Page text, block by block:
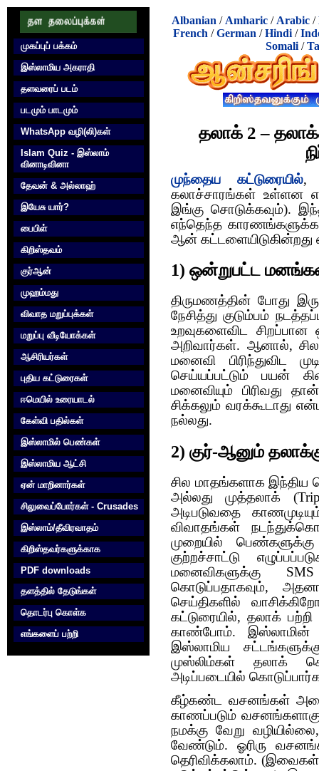
முகப்புப் பக்கம்
இஸ்லாமிய அகராதி
தளவரைப் படம்
படமும் பாடமும்
WhatsApp வழி(லி)கள்
Islam Quiz - இஸ்லாம்
வினாடிவினா
தேவன் & அல்லாஹ்
இயேசு யார்?
பைபிள்
கிறிஸ்தவம்
குர்‍ஆன்
முஹம்மது
விவாத மறுப்புக்கள்
மறுப்பு வீடியோக்கள்
ஆசிரியர்கள்
புதிய கட்டுரைகள்
ஈமெயில் உரையாடல்
கேள்வி பதில்கள்
இஸ்லாமில் பெண்கள்
இஸ்லாமிய ஆட்சி
ஏன் மாறினார்கள்
சிலுவைப்போர்கள் - Crusades
இஸ்லாம்/தீவிரவாதம்
கிறிஸ்தவர்களுக்காக‌
PDF downloads
தளத்தில் தேடுங்கள்
தொடர்பு கொள்க‌
எங்களைப் பற்றி
Albanian / Amharic / Arabic /
French /German /Hindi /
Somali/
தலாக் 2 –
முந்தைய கட்டுரையில்,
கலாச்சாரங்கள் உள்ளன
இங்கு சொடுக்கவும்).
எந்தெந்த
ஆன்
1) ஒன்றுபட்ட
திருமணத்தின் போது
நேசித்து குடும்பம்
உறவுகளைவிட
அறிவார்கள். ஆனால்,
மனைவி பிரிந்துவிட
செய்யப்பட்டும் பயன்
மனைவியும் பிரிவது
சிக்கலும் வரக்கூடாது
நல்லது.
2) குர்-ஆனும்
சில மாதங்களாக இந்திய
அல்லது முத்தலாக்
அடிபடுவதை
விவாதங்கள்
முறையில்
குற்றச்சாட்டு
மனைவிகளுக்கு
கொடுப்பதாகவும்,
செய்திகளில்
கட்டுரையில், தலாக்
காண்போம். இஸ்லாமின்
இஸ்லாமிய
முஸ்லிம்கள் தலாக்
அடிப்படையில்
கீழ்கண்ட வசனங்கள்
காணப்படும்
நமக்கு வேறு
வேண்டும். ஓரிரு
தெரிவிக்கலாம். (இவைகள்